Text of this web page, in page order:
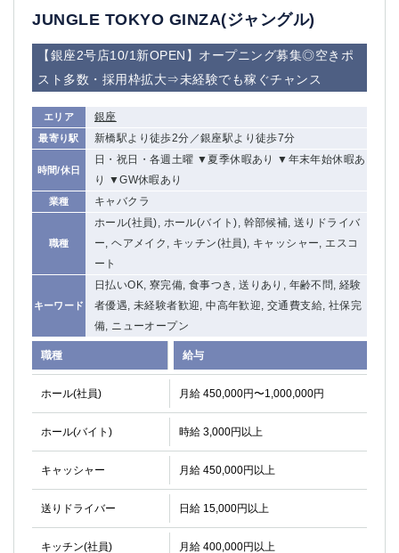
JUNGLE TOKYO GINZA(ジャングル)
【銀座2号店10/1新OPEN】オープニング募集◎空きポ
スト多数・採用枠拡大⇒未経験でも稼ぐチャンス
エリア 銀座
最寄り駅 新橋駅より徒歩2分／銀座駅より徒歩7分
時間/休日
日・祝日・各週土曜 ▼夏季休暇あり ▼年末年始休暇あ
り ▼GW休暇あり
業種 キャバクラ
職種
ホール(社員), ホール(バイト), 幹部候補, 送りドライバ
ー, ヘアメイク, キッチン(社員), キャッシャー, エスコ
ート
キーワード
日払いOK, 寮完備, 食事つき, 送りあり, 年齢不問, 経験
者優遇, 未経験者歓迎, 中高年歓迎, 交通費支給, 社保完
備, ニューオープン
職種 給与
ホール(社員) 月給 450,000円〜1,000,000円
ホール(バイト) 時給 3,000円以上
キャッシャー 月給 450,000円以上
送りドライバー 日給 15,000円以上
キッチン(社員) 月給 400,000円以上